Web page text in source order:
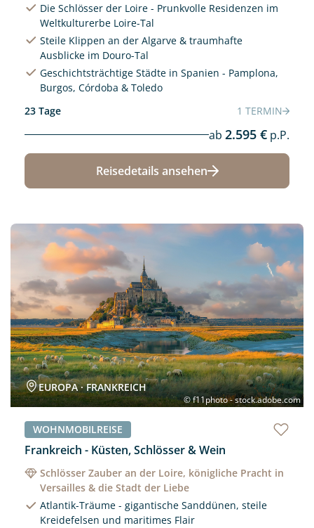
Die Schlösser der Loire - Prunkvolle Residenzen im
Weltkulturerbe Loire-Tal
Steile Klippen an der Algarve & traumhafte
Ausblicke im Douro-Tal
Geschichtsträchtige Städte in Spanien - Pamplona,
Burgos, Córdoba & Toledo
23 Tage
1 TERMIN
ab 2.595 € p.P.
Reisedetails ansehen
Neu
© f11photo - stock.adobe.com
EUROPA · FRANKREICH
WOHNMOBILREISE
Frankreich - Küsten, Schlösser & Wein
Schlösser Zauber an der Loire, königliche Pracht in
Versailles & die Stadt der Liebe
Atlantik-Träume - gigantische Sanddünen, steile
Kreidefelsen und maritimes Flair